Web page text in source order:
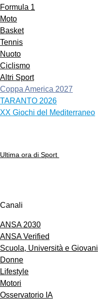
Formula 1
Moto
Basket
Tennis
Nuoto
Ciclismo
Altri Sport
Coppa America 2027
TARANTO 2026
XX Giochi del Mediterraneo
Ultima ora di Sport
Canali
ANSA 2030
ANSA Verified
Scuola, Università e Giovani
Donne
Lifestyle
Motori
Osservatorio IA